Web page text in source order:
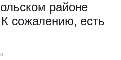
районе
сожалению, есть